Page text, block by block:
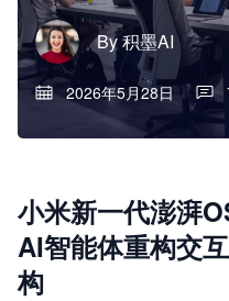
By积墨AI
2026年5月28日
小米新一代澎湃
AI智能体重构交
构